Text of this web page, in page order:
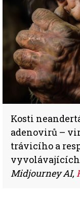
Kosti
adenovirů –
trávicího a
vyvolávajících
Midjourney AI,